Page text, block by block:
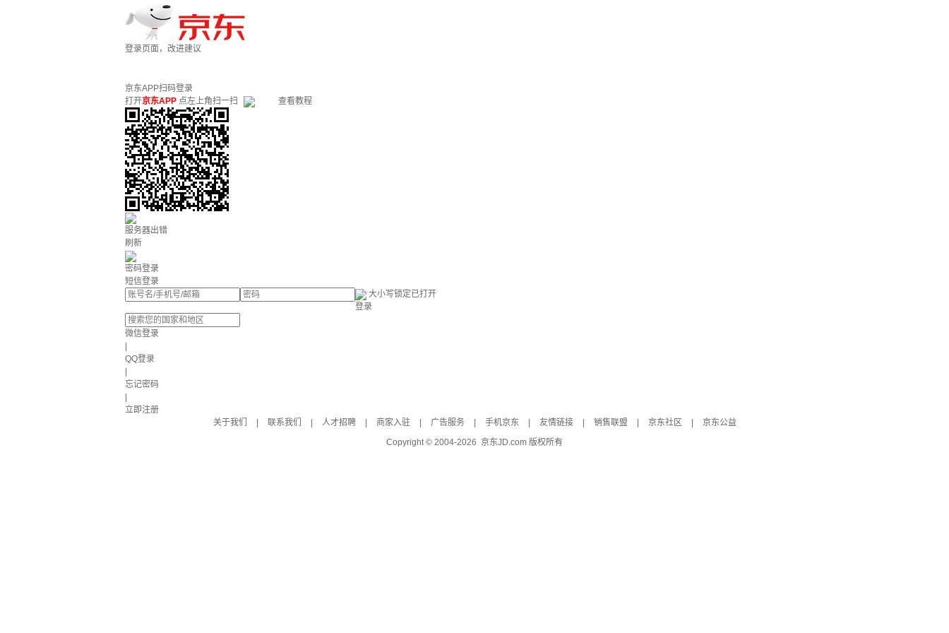
登录页面，改进建议
京东APP扫码登录
打开京东APP 点左上角扫一扫 查看教程
服务器出错
刷新
密码登录
短信登录
大小写锁定已打开
登录
微信登录
QQ登录
忘记密码
立即注册
关于我们
联系我们 人才招聘 商家入驻 广告服务 手机京东 友情链接 销售联盟 京东社区
京东公益
Copyright © 2004-2026 京东JD.com 版权所有